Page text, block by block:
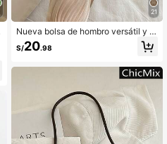
21
Nueva bolsa de hombro versátil y d
e moda con correa de cadena, bols
o de mano para mujer
S/20.98